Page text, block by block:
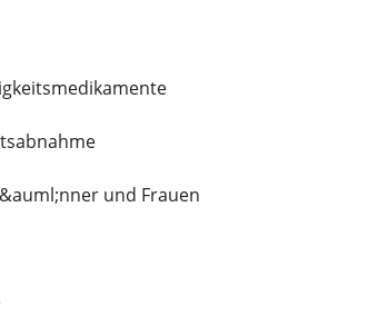
und Frauen